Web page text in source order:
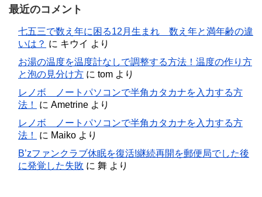
最近のコメント
七五三で数え年に困る12月生まれ 数え年と満年齢の違
いは？ に キウイ より
お湯の温度を温度計なしで調整する方法！温度の作り方
と泡の見分け方 に tom より
レノボ ノートパソコンで半角カタカナを入力する方
法！
に Ametrine より
レノボ ノートパソコンで半角カタカナを入力する方
法！
に Maiko より
B’zファンクラブ休眠を復活!継続再開を郵便局でした後
に発覚した失敗 に 舞 より